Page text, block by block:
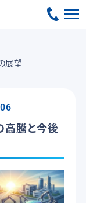
展望
高騰と今後